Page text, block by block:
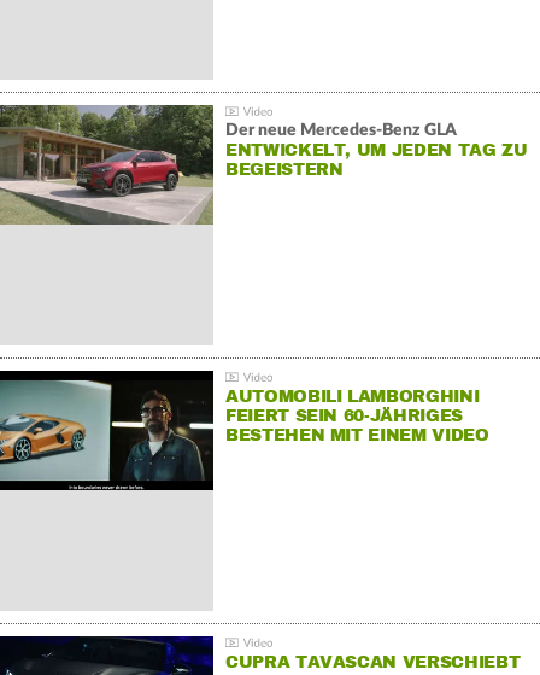
Der neue Mercedes-Benz GLA
ENTWICKELT, UM JEDEN TAG ZU
BEGEISTERN
AUTOMOBILI LAMBORGHINI
FEIERT SEIN 60-JÄHRIGES
BESTEHEN MIT EINEM VIDEO
CUPRA TAVASCAN VERSCHIEBT